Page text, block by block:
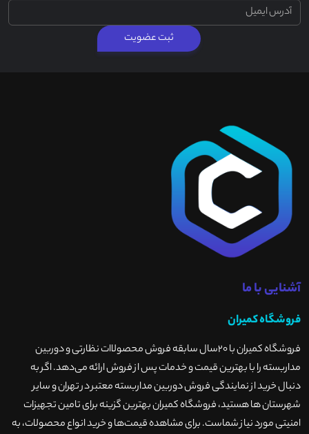
ثبت عضویت
آشنایی با ما
فروشگاه کمیران
فروشگاه کمیران با ۲۰سال سابقه فروش محصولاات نظارتی و دوربین
مداربسته را با بهترین قیمت و خدمات پس از فروش ارائه می‌دهد. اگر به
دنبال خرید از نمایندگی فروش دوربین مداربسته معتبر در تهران و سایر
شهرستان ها هستید، فروشگاه کمیران بهترین گزینه برای تامین تجهیزات
امنیتی مورد نیاز شماست. برای مشاهده قیمت‌ها و خرید انواع محصولات، به